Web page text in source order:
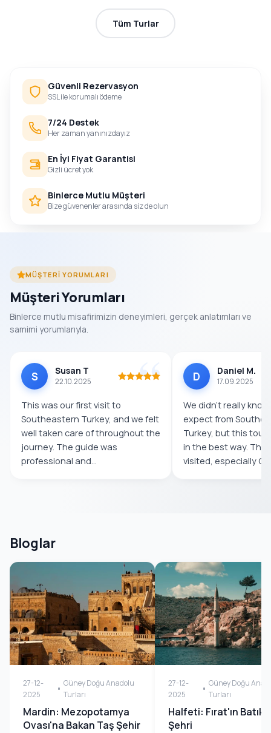
Tüm Turlar
Güvenli Rezervasyon
SSL ile korumalı ödeme
7/24 Destek
Her zaman yanınızdayız
En İyi Fiyat Garantisi
Gizli ücret yok
Binlerce Mutlu Müşteri
Bize güvenenler arasında siz de olun
MÜŞTERI YORUMLARI
Müşteri Yorumları
Binlerce mutlu misafirimizin deneyimleri, gerçek anlatımları ve
samimi yorumlarıyla.
S Susan T
22.10.2025
This was our first visit to
Southeastern Turkey, and we felt
well taken care of throughout the
journey. The guide was
professional and
D Daniel M.
17.09.2025
We didn’t really
expect from
Turkey, but this tour
in the best way. The
visited, especially
Bloglar
27-12-
2025
Güney Doğu Anadolu
Turları
Mardin: Mezopotamya
Ovası'na Bakan Taş Şehir
27-12-
2025
Güney Doğu
Turları
Halfeti: Fırat'ın Batık
Şehri